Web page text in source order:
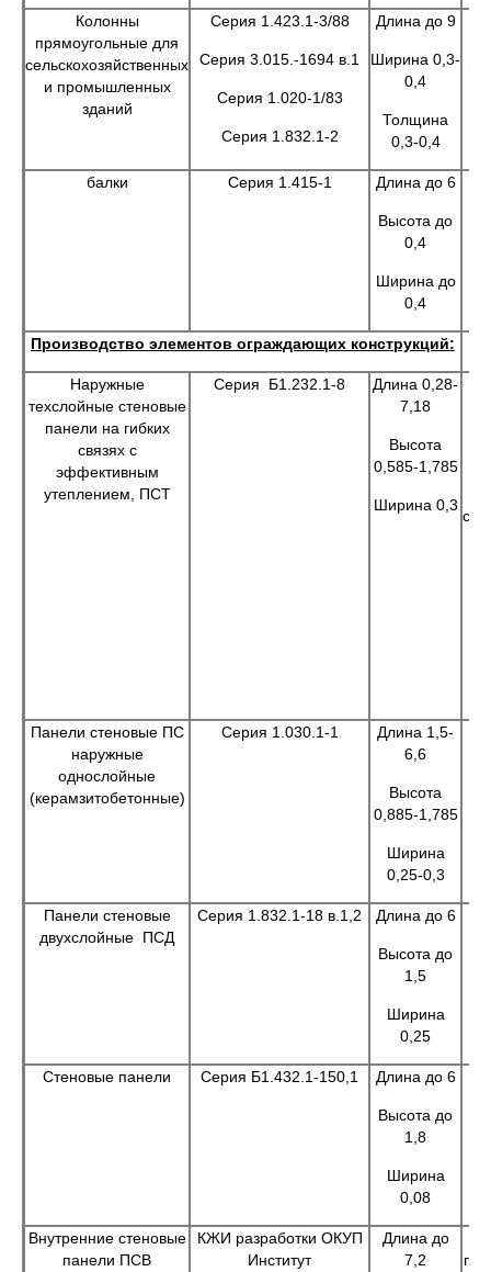
Колонны
прямоугольные для
сельскохозяйственных
и промышленных
зданий
Серия 1.423.1-3/88
Серия 3.015.-1694 в.1
Серия 1.020-1/83
Серия 1.832.1-2
Длина до 9
Ширина 0,3-
0,4
Толщина
0,3-0,4
балки Серия 1.415-1 Длина до 6
Высота до
0,4
Ширина до
0,4
Производство элементов ограждающих конструкций:
Наружные
техслойные стеновые
панели на гибких
связях с
эффективным
утеплением, ПСТ
Серия Б1.232.1-8
Длина 0,28-
7,18
Высота
0,585-1,785
Ширина 0,3
Панели стеновые ПС
наружные
однослойные
(керамзитобетонные)
Серия 1.030.1-1
Длина 1,5-
6,6
Высота
0,885-1,785
Ширина
0,25-0,3
Панели стеновые
двухслойные ПСД
Серия 1.832.1-18 в.1,2 Длина до 6
Высота до
1,5
Ширина
0,25
Стеновые панели Серия Б1.432.1-150,1 Длина до 6
Высота до
1,8
Ширина
0,08
Внутренние стеновые
панели ПСВ
КЖИ разработки ОКУП
Институт
Длина до
7,2